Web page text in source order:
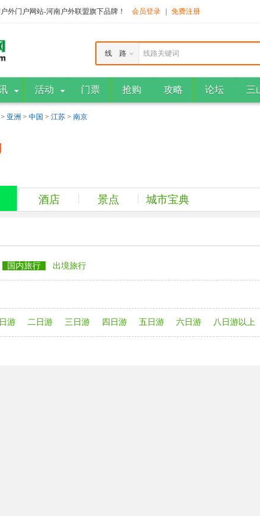
外门户网站-河南户外联盟旗下品牌！ 会员登录 免费注册
线路关键词
线 路
活动 门票 抢购 攻略 论坛 三
> 亚洲 > 中国 > 江苏 > 南京
酒店 景点 城市宝典
国内旅行 出境旅行
游 二日游 三日游 四日游 五日游 六日游 八日游以上